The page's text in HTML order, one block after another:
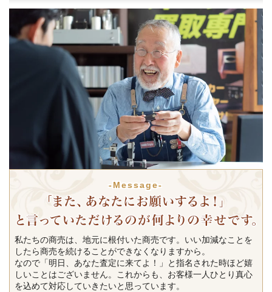
-Message-
私たちの商売は、地元に根付いた商売です。いい加減なことを
したら商売を続けることができなくなりますから。
なので「明日、あなた査定に来てよ！」と指名された時ほど嬉
しいことはございません。これからも、お客様一人ひとり真心
を込めて対応していきたいと思っています。